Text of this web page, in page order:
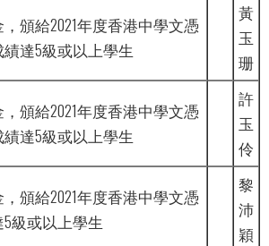
頒給2021年度香港中學文憑
達5級或以上學生
黃
玉
珊
頒給2021年度香港中學文憑
達5級或以上學生
許
玉
伶
頒給2021年度香港中學文憑
級或以上學生
黎
沛
穎